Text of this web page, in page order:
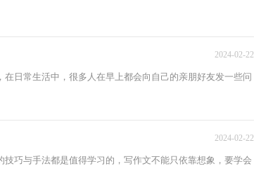
2024-02-22
日常生活中，很多人在早上都会向自己的亲朋好友发一些问
2024-02-22
巧与手法都是值得学习的，写作文不能只依靠想象，要学会